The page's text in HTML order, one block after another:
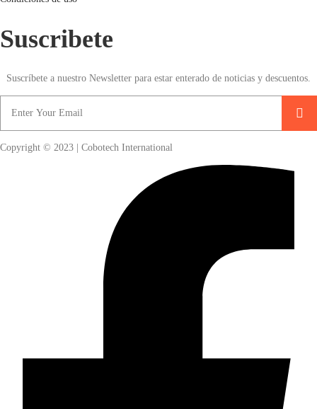
Suscribete
Suscríbete a nuestro Newsletter para estar enterado de noticias y descuentos.
Copyright © 2023 | Cobotech International